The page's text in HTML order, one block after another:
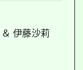
＆ 伊藤沙莉